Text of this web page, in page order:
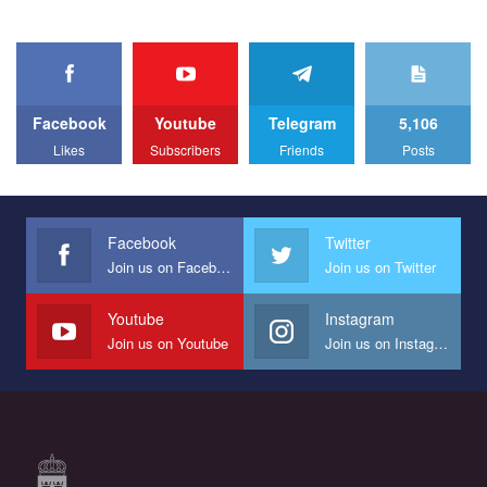
Facebook
Likes
Youtube
Subscribers
Telegram
Friends
5,106
Posts
Facebook
Join us on Facebook
Twitter
Join us on Twitter
Youtube
Join us on Youtube
Instagram
Join us on Instagram